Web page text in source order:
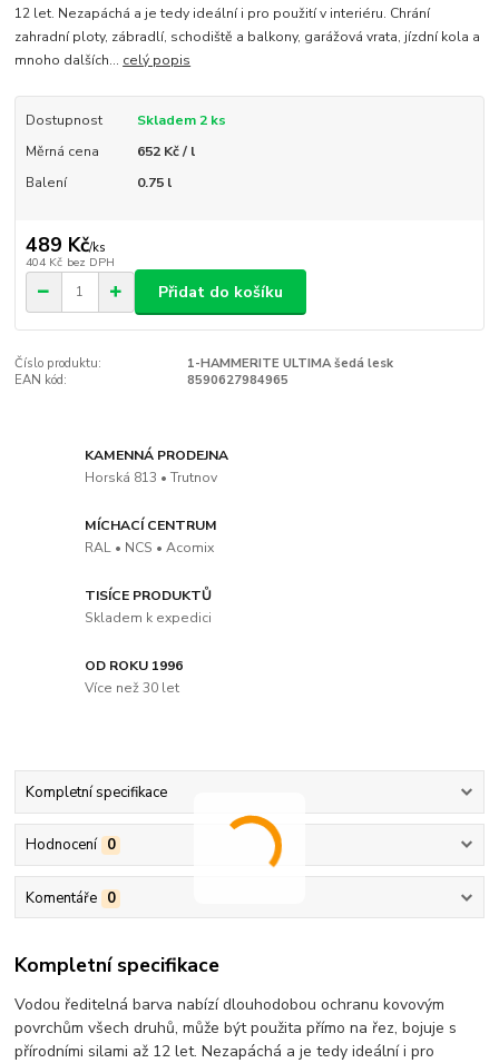
12 let. Nezapáchá a je tedy ideální i pro použití v interiéru. Chrání
zahradní ploty, zábradlí, schodiště a balkony, garážová vrata, jízdní kola a
mnoho dalších... celý popis
Dostupnost
Skladem 2 ks
Měrná cena
652 Kč / l
Balení
0.75 l
489 Kč/ks
404 Kč bez DPH
Přidat do košíku
Číslo produktu:
1-HAMMERITE ULTIMA šedá lesk
EAN kód:
8590627984965
KAMENNÁ PRODEJNA
Horská 813 • Trutnov
MÍCHACÍ CENTRUM
RAL • NCS • Acomix
TISÍCE PRODUKTŮ
Skladem k expedici
OD ROKU 1996
Více než 30 let
Kompletní specifikace
Hodnocení 0
Komentáře 0
Kompletní specifikace
Vodou ředitelná barva nabízí dlouhodobou ochranu kovovým
povrchům všech druhů, může být použita přímo na řez, bojuje s
přírodními silami až 12 let. Nezapáchá a je tedy ideální i pro